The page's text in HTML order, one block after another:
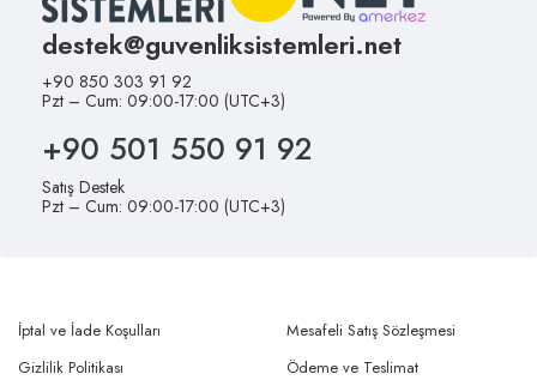
destek@guvenliksistemleri.net
+90 850 303 91 92
Pzt – Cum: 09:00-17:00 (UTC+3)
+90 501 550 91 92
Satış Destek
Pzt – Cum: 09:00-17:00 (UTC+3)
İptal ve İade Koşulları
Gizlilik Politikası
Mesafeli Satış Sözleşmesi
Ödeme ve Teslimat